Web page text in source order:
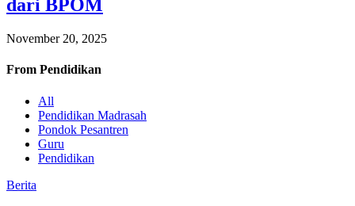
dari BPOM
November 20, 2025
From Pendidikan
All
Pendidikan Madrasah
Pondok Pesantren
Guru
Pendidikan
Berita